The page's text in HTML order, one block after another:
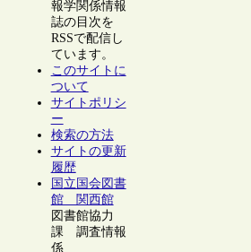
報学関係情報
誌の目次を
RSSで配信し
ています。
このサイトに
ついて
サイトポリシ
ー
検索の方法
サイトの更新
履歴
国立国会図書
館 関西館
図書館協力
課 調査情報
係